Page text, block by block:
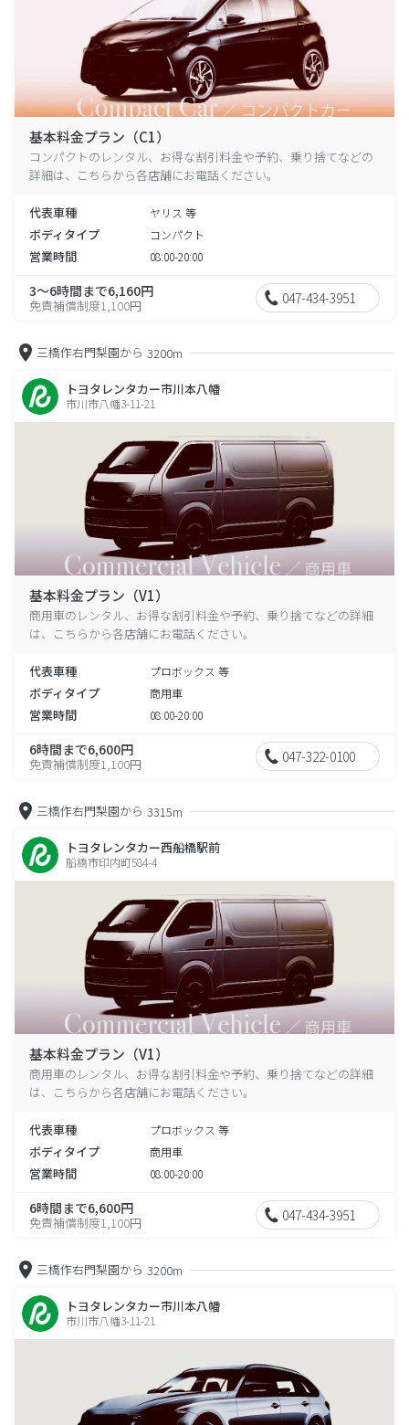
基本料金プラン（C1）
コンパクトのレンタル、お得な割引料金や予約、乗り捨てなどの
詳細は、こちらから各店舗にお電話ください。
代表車種 ヤリス 等
ボディタイプ コンパクト
営業時間 08:00-20:00
3～6時間まで6,160円
免責補償制度1,100円 047-434-3951
三橋作右門梨園から 3200m
トヨタレンタカー市川本八幡
市川市八幡3-11-21
基本料金プラン（V1）
商用車のレンタル、お得な割引料金や予約、乗り捨てなどの詳細
は、こちらから各店舗にお電話ください。
代表車種 プロボックス 等
ボディタイプ 商用車
営業時間 08:00-20:00
6時間まで6,600円
免責補償制度1,100円 047-322-0100
三橋作右門梨園から 3315m
トヨタレンタカー西船橋駅前
船橋市印内町584-4
基本料金プラン（V1）
商用車のレンタル、お得な割引料金や予約、乗り捨てなどの詳細
は、こちらから各店舗にお電話ください。
代表車種 プロボックス 等
ボディタイプ 商用車
営業時間 08:00-20:00
6時間まで6,600円
免責補償制度1,100円 047-434-3951
三橋作右門梨園から 3200m
トヨタレンタカー市川本八幡
市川市八幡3-11-21